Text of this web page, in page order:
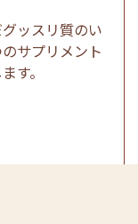
ッスリ質のい
サプリメント
す。